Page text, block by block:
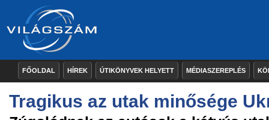
FŐOLDAL HÍREK ÚTIKÖNYVEK HELYETT MÉDIASZEREPLÉS
Tragikus az utak minősége